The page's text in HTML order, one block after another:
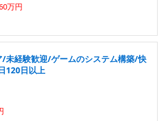
万円
未経験歓迎/ゲームのシステム構築/快
120日以上